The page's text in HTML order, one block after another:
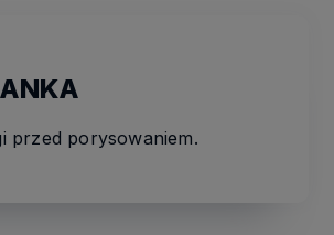
przed porysowaniem.